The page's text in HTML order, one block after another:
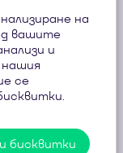
на
вашите
и
се
бисквитки